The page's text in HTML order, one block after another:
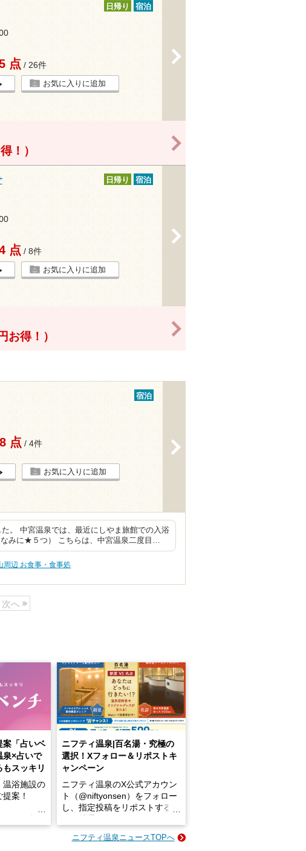
日帰り 宿泊
点 / 26件
お気に入りに追加
！）
日帰り 宿泊
点 / 8件
お気に入りに追加
お得！）
宿泊
点 / 4件
お気に入りに追加
。 中宮温泉では、最近にしやま旅館での入浴
みに★５つ） こちらは、中宮温泉二度目…
周辺 お食事・食事処
次へ
案「占いベ
泉×占いで
スッキリ
温浴施設の
案！
ニフティ温泉|百名湯・究極の
選択！Xフォロー＆リポストキ
ャンペーン
ニフティ温泉のX公式アカウン
ト（@niftyonsen）をフォロー
し、指定投稿をリポストする
GIFT500円分をプレゼントい
ニフティ温泉ニュースTOPへ